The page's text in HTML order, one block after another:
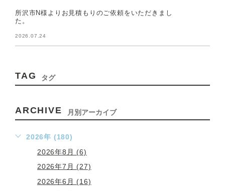
所沢市N様よりお見積もりのご依頼をいただきまし
た。
2026.07.24
TAG タグ
ARCHIVE 月別アーカイブ
2026年 (180)
2026年8月 (6)
2026年7月 (27)
2026年6月 (16)